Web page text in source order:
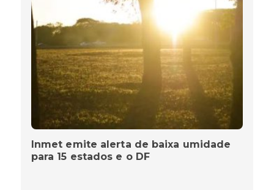
Inmet emite alerta de baixa umidade
para 15 estados e o DF